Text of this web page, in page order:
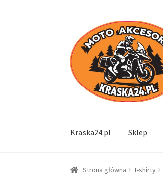
Przejdź
do
nawigacji
Przejdź
do
treści
Kraska24.pl Sklep
Strona główna T-shirty